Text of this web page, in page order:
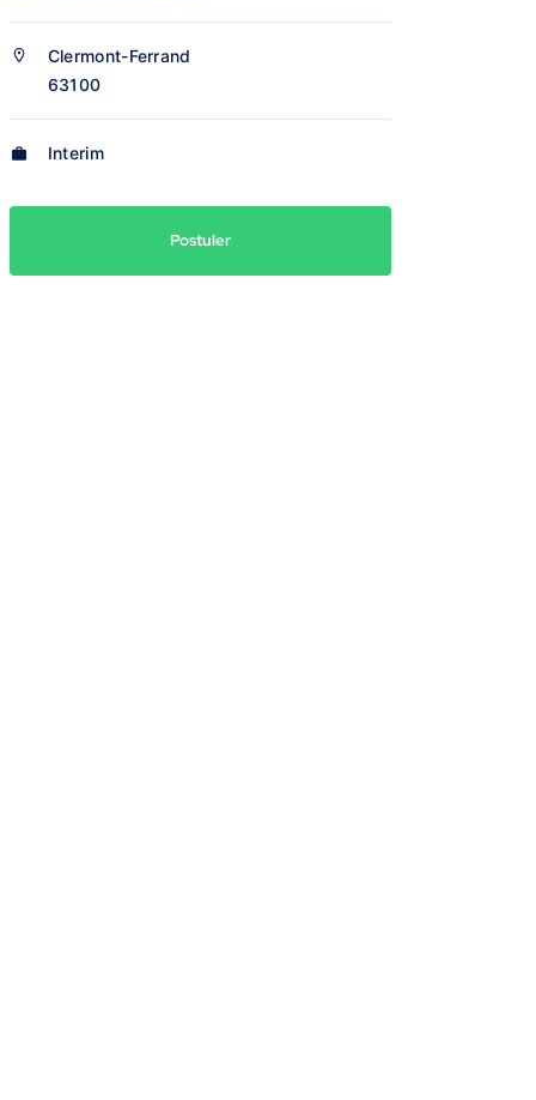
Clermont-Ferrand
63100
Interim
Postuler